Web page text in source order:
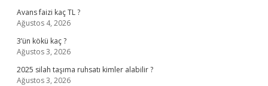
Avans faizi kaç TL ?
Ağustos 4, 2026
3’ün kökü kaç ?
Ağustos 3, 2026
2025 silah taşıma ruhsatı kimler alabilir ?
Ağustos 3, 2026